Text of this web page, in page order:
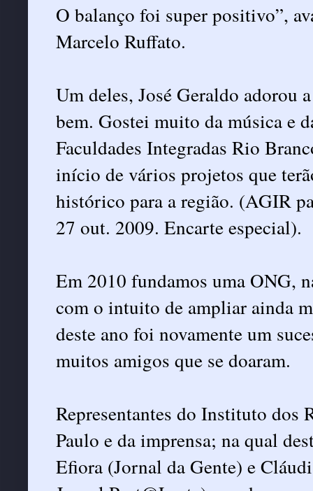
O balanço foi super positivo”,
Marcelo Ruffato.
Um deles, José Geraldo adorou
bem. Gostei muito da música e
Faculdades Integradas Rio
início de vários projetos que
histórico para a região. (AGIR
27 out. 2009. Encarte especial).
Em 2010 fundamos uma ONG,
com o intuito de ampliar ainda
deste ano foi novamente um
muitos amigos que se doaram.
Representantes do Instituto dos
Paulo e da imprensa; na qual
Efiora (Jornal da Gente) e